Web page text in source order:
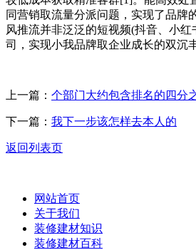
同营销取流量分派问题，实现了品牌
风推流并非泛泛的短视频(抖音、小
司，实现小我品牌取企业成长的双沉
上一篇： 个部门大约包含排名的四分
下一篇： 我下一步该怎样去本人的
返回列表页
网站首页
关于我们
装修建材知识
装修建材百科